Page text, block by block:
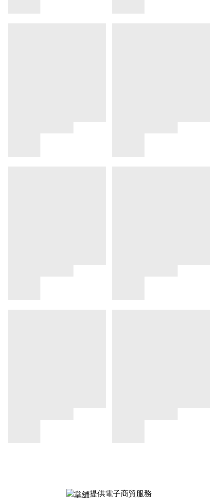
提供電子商貿服務